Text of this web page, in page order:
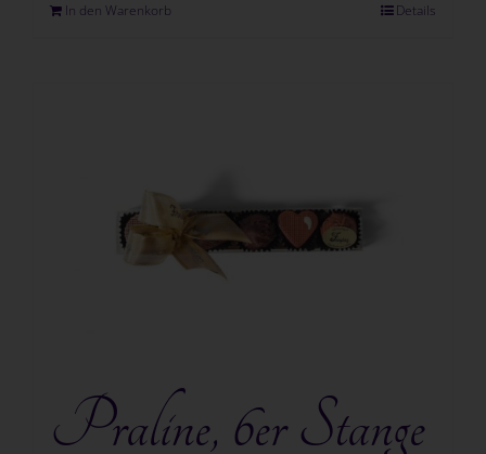
In den Warenkorb Details
Praline, 6er Stange